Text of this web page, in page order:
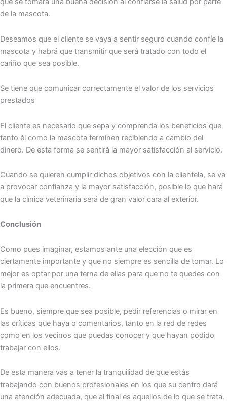
de la mascota.
Deseamos que el cliente se vaya a sentir seguro cuando confíe la
mascota y habrá que transmitir que será tratado con todo el
cariño que sea posible.
Se tiene que comunicar correctamente el valor de los servicios
prestados
El cliente es necesario que sepa y comprenda los beneficios que
tanto él como la mascota terminen recibiendo a cambio del
dinero. De esta forma se sentirá la mayor satisfacción al servicio.
Cuando se quieren cumplir dichos objetivos con la clientela, se va
a provocar confianza y la mayor satisfacción, posible lo que hará
que la clínica veterinaria será de gran valor cara al exterior.
Conclusión
Como pues imaginar, estamos ante una elección que es
ciertamente importante y que no siempre es sencilla de tomar. Lo
mejor es optar por una terna de ellas para que no te quedes con
la primera que encuentres.
Es bueno, siempre que sea posible, pedir referencias o mirar en
las críticas que haya o comentarios, tanto en la red de redes
como en los vecinos que puedas conocer y que hayan podido
trabajar con ellos.
De esta manera vas a tener la tranquilidad de que estás
trabajando con buenos profesionales en los que su centro dará
una atención adecuada, que al final es aquellos de lo que se trata.